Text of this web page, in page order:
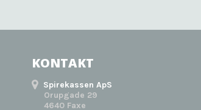
KONTAKT
Spirekassen ApS
Orupgade 29
4640 Faxe